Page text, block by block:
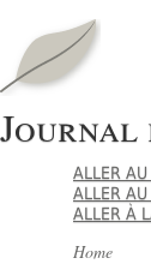
Journal
ALLER
ALLER
ALLER À
Home